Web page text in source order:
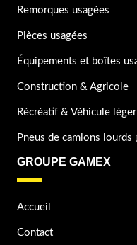
Remorques usagées
Pièces usagées
Équipements et boîtes
Construction & Agricole
Récréatif & Véhicule léger
Pneus de camions lourds
GROUPE GAMEX
Accueil
Contact